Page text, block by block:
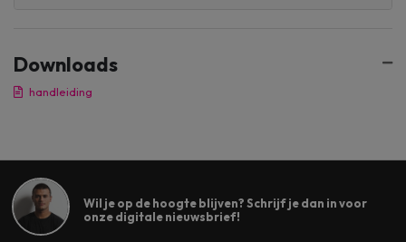
Downloads
handleiding
Wil je op de hoogte blijven? Schrijf je dan in voor
onze digitale nieuwsbrief!